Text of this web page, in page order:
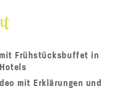
Frühstücksbuffet in
mit Erklärungen und